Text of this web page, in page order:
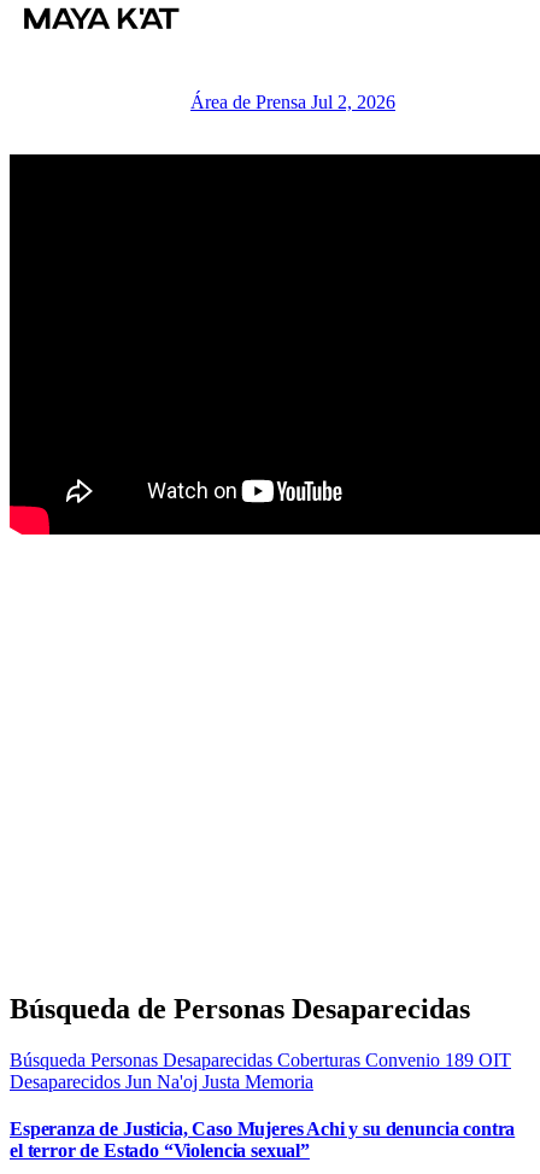
Área de Prensa Jul 2, 2026
Búsqueda de Personas Desaparecidas
Búsqueda Personas Desaparecidas Coberturas Convenio 189 OIT
Desaparecidos Jun Na'oj Justa Memoria
Esperanza de Justicia, Caso Mujeres Achi y su denuncia contra
el terror de Estado “Violencia sexual”